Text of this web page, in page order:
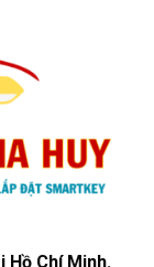
Hồ Chí Minh.